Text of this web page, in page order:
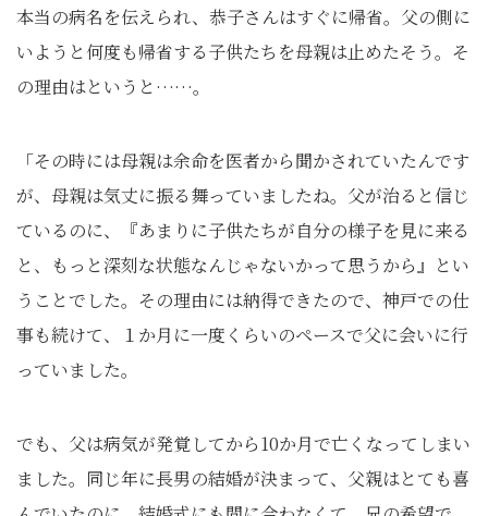
本当の病名を伝えられ、恭子さんはすぐに帰省。父の側に
いようと何度も帰省する子供たちを母親は止めたそう。そ
の理由はというと……。
「その時には母親は余命を医者から聞かされていたんです
が、母親は気丈に振る舞っていましたね。父が治ると信じ
ているのに、『あまりに子供たちが自分の様子を見に来る
と、もっと深刻な状態なんじゃないかって思うから』とい
うことでした。その理由には納得できたので、神戸での仕
事も続けて、１か月に一度くらいのペースで父に会いに行
っていました。
でも、父は病気が発覚してから10か月で亡くなってしまい
ました。同じ年に長男の結婚が決まって、父親はとても喜